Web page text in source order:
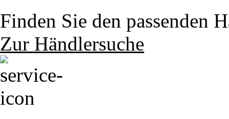
Finden Sie den passenden
Zur Händlersuche